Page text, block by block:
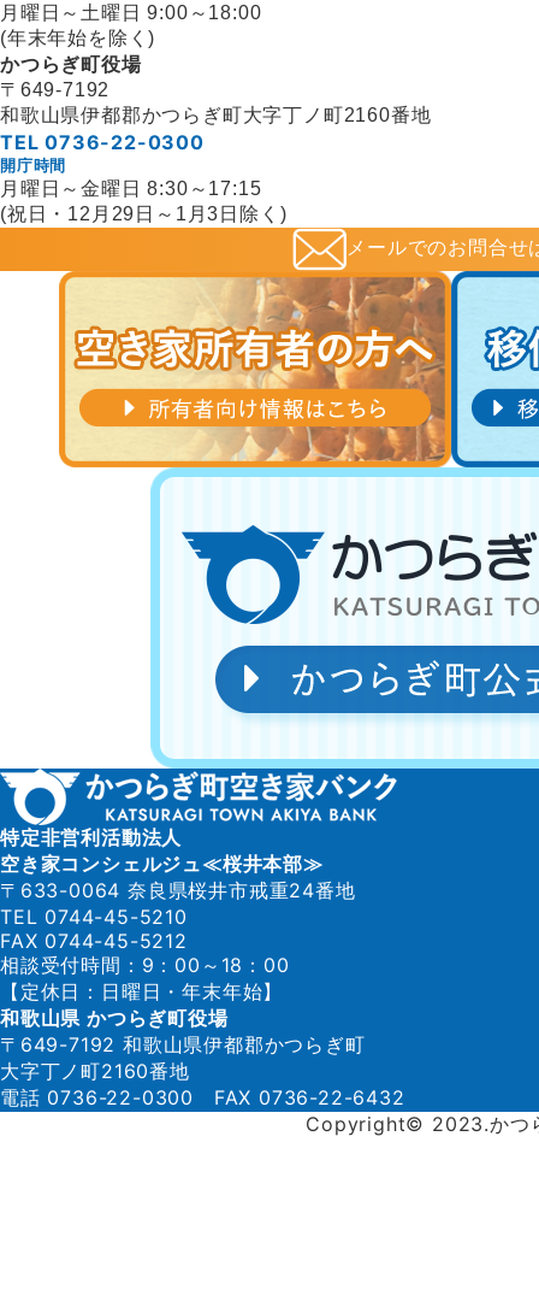
月曜日～土曜日 9:00～18:00
(年末年始を除く)
かつらぎ町役場
〒649-7192
和歌山県伊都郡かつらぎ町大字丁ノ町2160番地
TEL 0736-22-0300
開庁時間
月曜日～金曜日 8:30～17:15
(祝日・12月29日～1月3日除く)
メールでのお問合せ
特定非営利活動法人
空き家コンシェルジュ≪桜井本部≫
〒633-0064 奈良県桜井市戒重24番地
TEL 0744-45-5210
FAX 0744-45-5212
相談受付時間：9：00～18：00
【定休日：日曜日・年末年始】
和歌山県 かつらぎ町役場
〒649-7192 和歌山県伊都郡かつらぎ町
大字丁ノ町2160番地
電話 0736-22-0300 FAX 0736-22-6432
Copyright© 2023.かつ